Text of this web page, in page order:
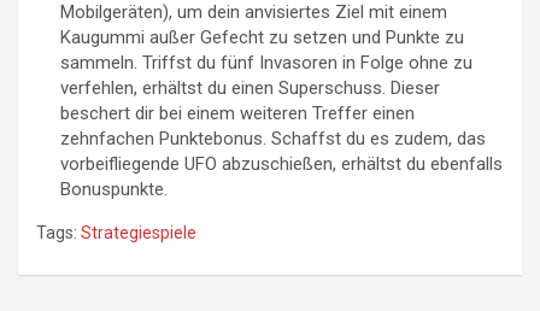
Mobilgeräten), um dein anvisiertes Ziel mit einem
Kaugummi außer Gefecht zu setzen und Punkte zu
sammeln. Triffst du fünf Invasoren in Folge ohne zu
verfehlen, erhältst du einen Superschuss. Dieser
beschert dir bei einem weiteren Treffer einen
zehnfachen Punktebonus. Schaffst du es zudem, das
vorbeifliegende UFO abzuschießen, erhältst du ebenfalls
Bonuspunkte.
Tags: Strategiespiele